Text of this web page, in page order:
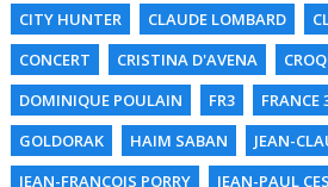
CITY HUNTER
CLAUDE LOMBARD
CONCERT
CRISTINA D'AVENA
DOMINIQUE POULAIN
FR3 FRANCE
GOLDORAK
HAIM SABAN
JEAN-
JEAN-FRANCOIS PORRY
JEAN-PAUL